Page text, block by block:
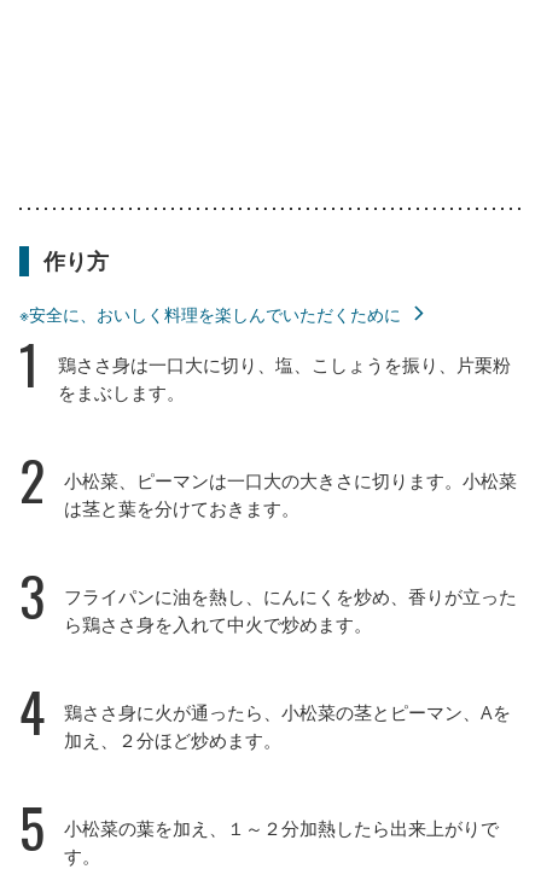
作り方
※安全に、おいしく料理を楽しんでいただくために
1
鶏ささ身は一口大に切り、塩、こしょうを振り、片栗粉
をまぶします。
2
小松菜、ピーマンは一口大の大きさに切ります。小松菜
は茎と葉を分けておきます。
3
フライパンに油を熱し、にんにくを炒め、香りが立った
ら鶏ささ身を入れて中火で炒めます。
4
鶏ささ身に火が通ったら、小松菜の茎とピーマン、Aを
加え、２分ほど炒めます。
5
小松菜の葉を加え、１～２分加熱したら出来上がりで
す。